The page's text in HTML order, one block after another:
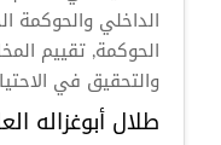
الداخلي والحوكمة
الحوكمة, تقييم
والتحقيق في
طلال أبوغزاله